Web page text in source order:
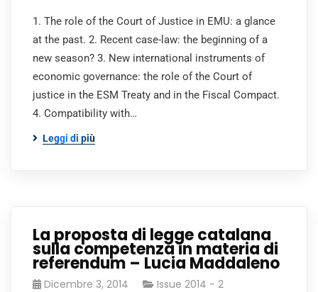
1. The role of the Court of Justice in EMU: a glance
at the past. 2. Recent case-law: the beginning of a
new season? 3. New international instruments of
economic governance: the role of the Court of
justice in the ESM Treaty and in the Fiscal Compact.
4. Compatibility with…
Leggi di più
La proposta di legge catalana
sulla competenza in materia di
referendum – Lucia Maddaleno
Dicembre 3, 2014 Issue 2014 - 2